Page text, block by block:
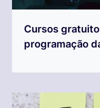
Cursos
programação